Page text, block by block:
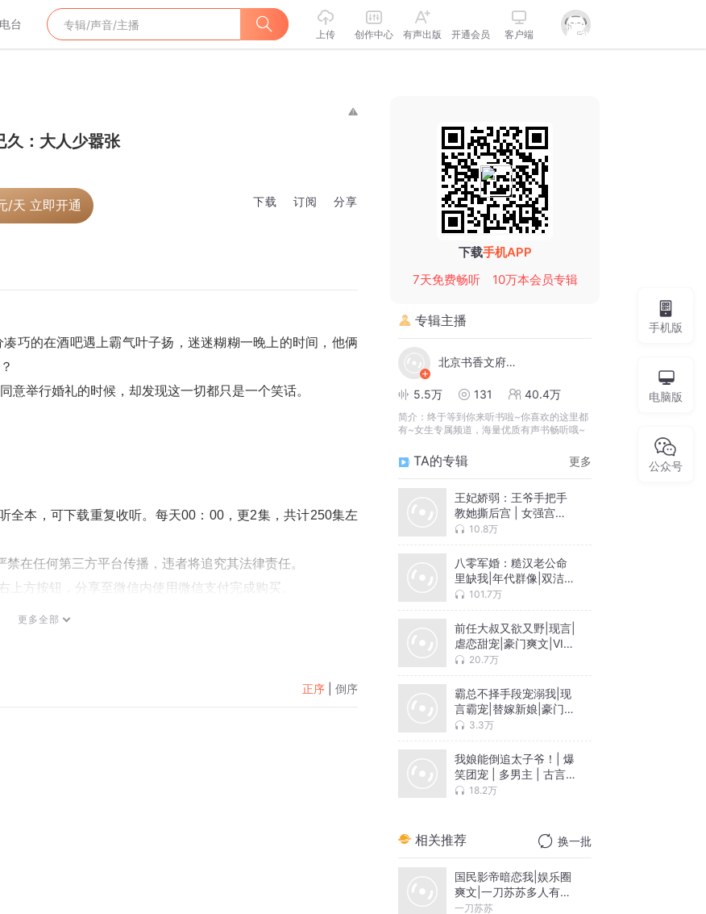
电台
上传 创作中心 有声出版 开通会员 客户端
久：大人少嚣张
/天 立即开通 下载 订阅 分享
巧的在酒吧遇上霸气叶子扬，迷迷糊糊一晚上的时间，他俩
意举行婚礼的时候，却发现这一切都只是一个笑话。
全本，可下载重复收听。每天00 ： 00，更2集，共计250集左
在任何第三方平台传播，违者将追究其法律责任。
上方按钮，分享至微信内使用微信支付完成购买。
信搜索公众号【
更多全部
正序 倒序
下载手机APP
7天免费畅听
10万本会员专辑
专辑主播
北京书香文府有限公司
5.5万 131 40.4万
简介： 终于等到你来听书啦~你喜欢的这里都
有~女生专属频道，海量优质有声书畅听哦~
TA的专辑 更多
王妃娇弱：王爷手把手
教她撕后宫 | 女强宫斗 |
爆笑重生 | 古言团宠 |
10.8万
八零军婚：糙汉老公命
里缺我|年代群像|双洁甜
宠|重生|办厂致富
101.7万
前任大叔又欲又野|现言|
虐恋甜宠|豪门爽文|VIP
免费20.7万
霸总不择手段宠溺我|现
言霸宠|替嫁新娘|豪门总
裁|VIP免费
3.3万
我娘能倒追太子爷！| 爆
笑团宠 | 多男主 | 古言
逆袭爽文 | 欢喜冤家
18.2万
相关推荐 换一批
国民影帝暗恋我|娱乐圈
爽文|一刀苏苏多人有声
剧VIP免费
一刀苏苏
手机版
电脑版
公众号